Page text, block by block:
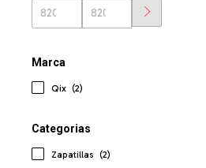
Marca
Qix (2)
Categorias
Zapatillas (2)